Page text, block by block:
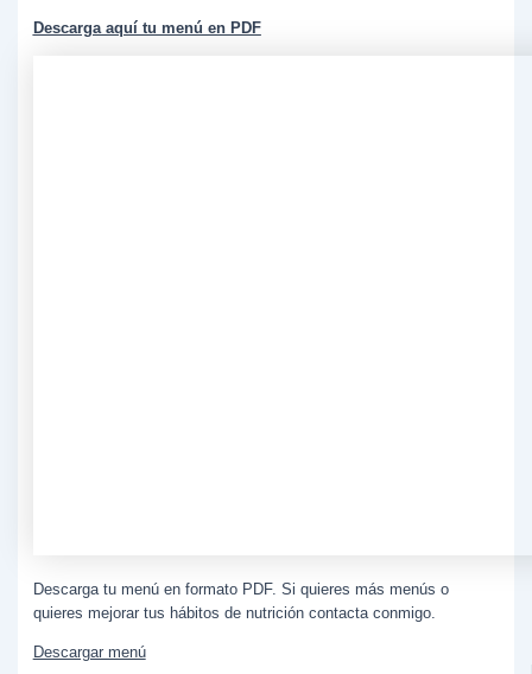
Descarga aquí tu menú en PDF
Descarga tu menú en formato PDF. Si quieres más menús o
quieres mejorar tus hábitos de nutrición contacta conmigo.
Descargar menú